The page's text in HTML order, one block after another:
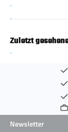
Zuletzt
Newsletter